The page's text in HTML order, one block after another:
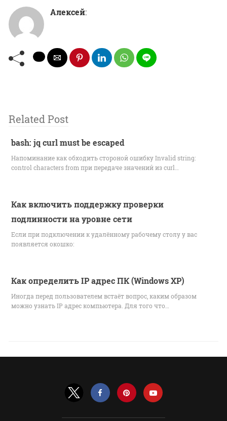
Алексей:
Related Post
bash: jq curl must be escaped
Напоминание как обходить стороной ошибку Invalid string:
control characters from при передаче значений из curl…
Как включить поддержку проверки
подлинности на уровне сети
Если при подключении к удалённому рабочему столу у вас
появляется окошко:
Как определить IP адрес ПК (Windows XP)
Иногда перед пользователем встаёт вопрос, каким образом
можно узнать IP адрес компьютера. Для того что…